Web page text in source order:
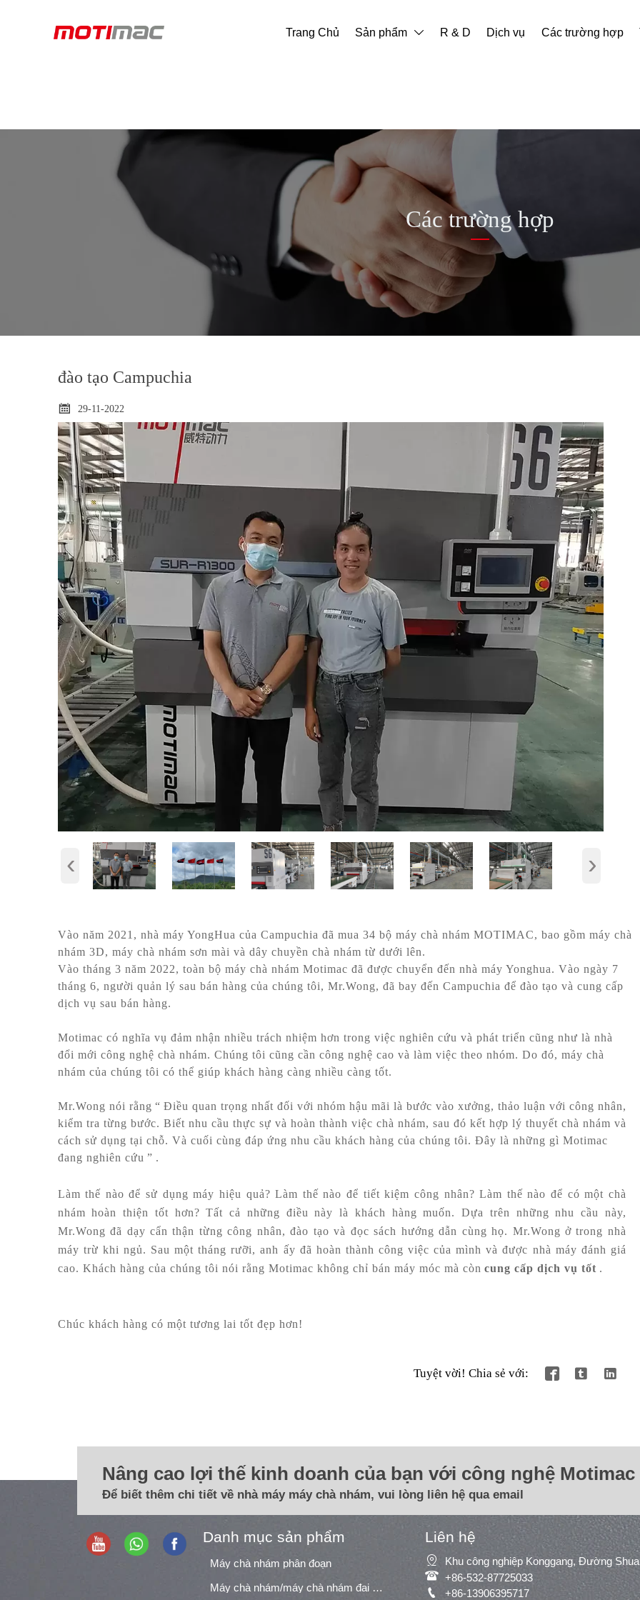
Trang Chủ Sản phẩm  R & D Dịch vụ Các trường hợp
Các trường hợp
đào tạo Campuchia
 29-11-2022
‹ ›
Vào năm 2021, nhà máy YongHua của Campuchia đã mua 34 bộ máy chà nhám MOTIMAC, bao gồm máy chà
nhám 3D, máy chà nhám sơn mài và dây chuyền chà nhám từ dưới lên.
Vào tháng 3 năm 2022, toàn bộ máy chà nhám Motimac đã được chuyển đến nhà máy Yonghua. Vào ngày 7
tháng 6, người quản lý sau bán hàng của chúng tôi, Mr.Wong, đã bay đến Campuchia để đào tạo và cung cấp
dịch vụ sau bán hàng.
Motimac có nghĩa vụ đảm nhận nhiều trách nhiệm hơn trong việc nghiên cứu và phát triển cũng như là nhà
đổi mới công nghệ chà nhám. Chúng tôi cũng cần công nghệ cao và làm việc theo nhóm. Do đó, máy chà
nhám của chúng tôi có thể giúp khách hàng càng nhiều càng tốt.
Mr.Wong nói rằng “ Điều quan trọng nhất đối với nhóm hậu mãi là bước vào xưởng, thảo luận với công nhân,
kiểm tra từng bước. Biết nhu cầu thực sự và hoàn thành việc chà nhám, sau đó kết hợp lý thuyết chà nhám và
cách sử dụng tại chỗ. Và cuối cùng đáp ứng nhu cầu khách hàng của chúng tôi. Đây là những gì Motimac
đang nghiên cứu ” .
Làm thế nào để sử dụng máy hiệu quả? Làm thế nào để tiết kiệm công nhân? Làm thế nào để có một chà
nhám hoàn thiện tốt hơn? Tất cả những điều này là khách hàng muốn. Dựa trên những nhu cầu này,
Mr.Wong đã dạy cẩn thận từng công nhân, đào tạo và đọc sách hướng dẫn cùng họ. Mr.Wong ở trong nhà
máy trừ khi ngủ. Sau một tháng rưỡi, anh ấy đã hoàn thành công việc của mình và được nhà máy đánh giá
cao. Khách hàng của chúng tôi nói rằng Motimac không chỉ bán máy móc mà còn cung cấp dịch vụ tốt .
Chúc khách hàng có một tương lai tốt đẹp hơn!
Tuyệt vời! Chia sẻ với:   
Nâng cao lợi thế kinh doanh của bạn với công nghệ Motimac
Để biết thêm chi tiết về nhà máy máy chà nhám, vui lòng liên hệ qua email
Danh mục sản phẩm
Máy chà nhám phân đoạn
Máy chà nhám/máy chà nhám đai rộng
Liên hệ

 +86-532-87725033
 +86-13906395717